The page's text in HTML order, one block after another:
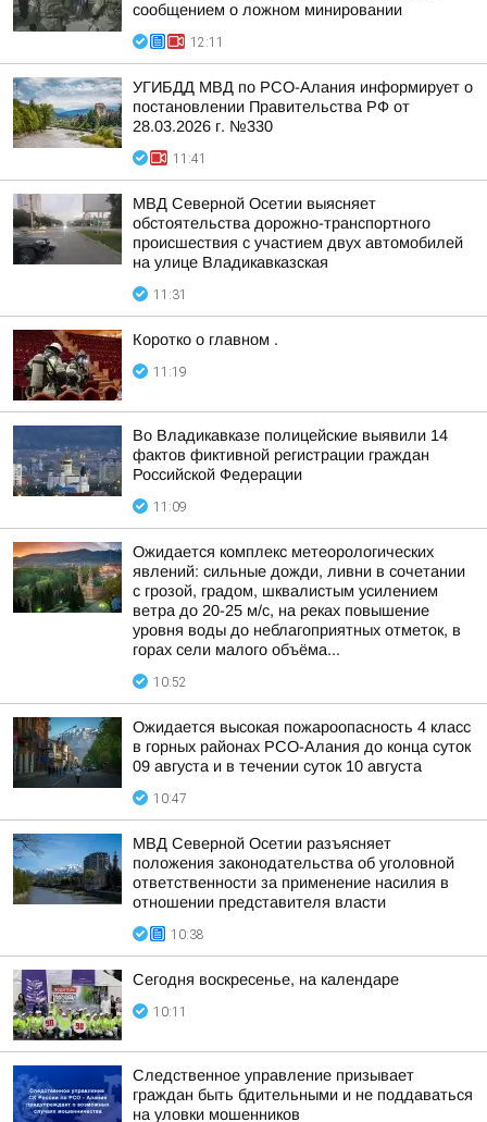
сообщением о ложном минировании
12:11
УГИБДД МВД по РСО-Алания информирует о
постановлении Правительства РФ от
28.03.2026 г. №330
11:41
МВД Северной Осетии выясняет
обстоятельства дорожно-транспортного
происшествия с участием двух автомобилей
на улице Владикавказская
11:31
Коротко о главном .
11:19
Во Владикавказе полицейские выявили 14
фактов фиктивной регистрации граждан
Российской Федерации
11:09
Ожидается комплекс метеорологических
явлений: сильные дожди, ливни в сочетании
с грозой, градом, шквалистым усилением
ветра до 20-25 м/с, на реках повышение
уровня воды до неблагоприятных отметок, в
горах сели малого объёма...
10:52
Ожидается высокая пожароопасность 4 класс
в горных районах РСО-Алания до конца суток
09 августа и в течении суток 10 августа
10:47
МВД Северной Осетии разъясняет
положения законодательства об уголовной
ответственности за применение насилия в
отношении представителя власти
10:38
Сегодня воскресенье, на календаре
10:11
Следственное управление призывает
граждан быть бдительными и не поддаваться
на уловки мошенников